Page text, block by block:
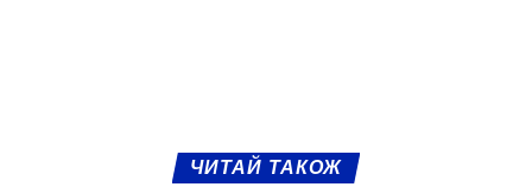
ЧИТАЙ ТАКОЖ